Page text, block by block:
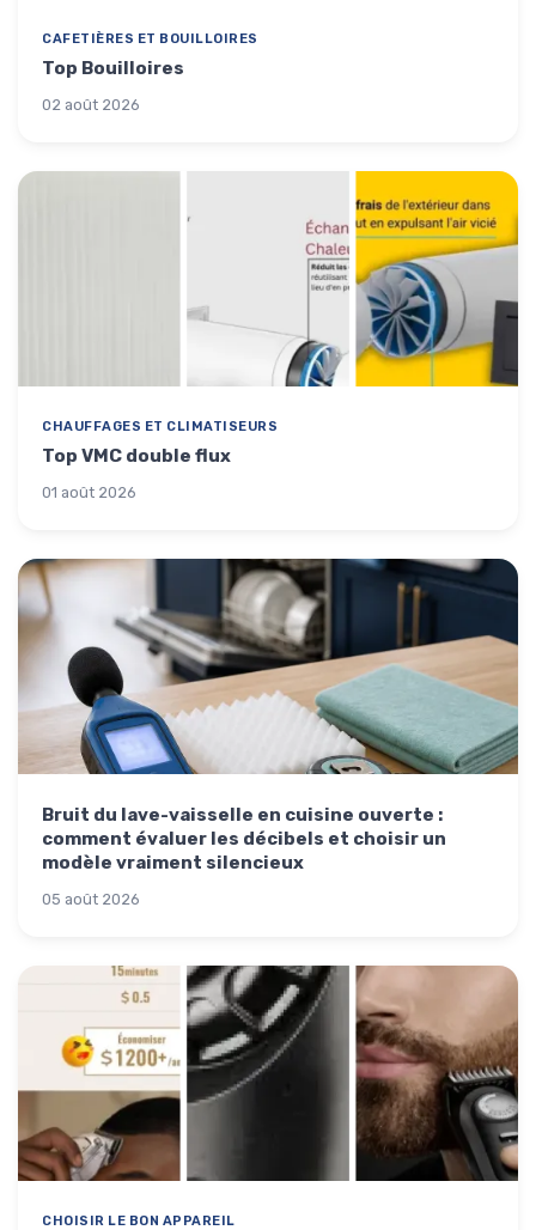
CAFETIÈRES ET BOUILLOIRES
Top Bouilloires
02 août 2026
CHAUFFAGES ET CLIMATISEURS
Top VMC double flux
01 août 2026
Bruit du lave-vaisselle en cuisine ouverte :
comment évaluer les décibels et choisir un
modèle vraiment silencieux
05 août 2026
CHOISIR LE BON APPAREIL